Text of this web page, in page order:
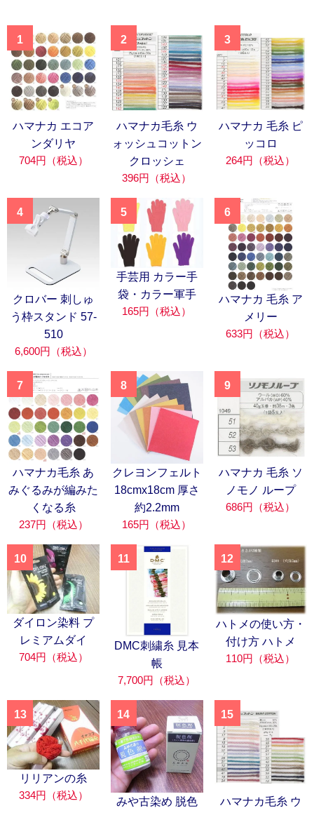
1
ハマナカ エコア
ンダリヤ
704円（税込）
2
ハマナカ毛糸 ウ
ォッシュコットン
クロッシェ
396円（税込）
3
ハマナカ 毛糸 ピ
ッコロ
264円（税込）
4
クロバー 刺しゅ
う枠スタンド 57-
510
6,600円（税込）
5
手芸用 カラー手
袋・カラー軍手
165円（税込）
6
ハマナカ 毛糸 ア
メリー
633円（税込）
7
ハマナカ毛糸 あ
みぐるみが編みた
くなる糸
237円（税込）
8
クレヨンフェルト
18cmx18cm 厚さ
約2.2mm
165円（税込）
9
ハマナカ 毛糸 ソ
ノモノ ループ
686円（税込）
10
ダイロン染料 プ
レミアムダイ
704円（税込）
11
DMC刺繍糸 見本
帳
7,700円（税込）
12
ハトメの使い方・
付け方 ハトメ
110円（税込）
13
リリアンの糸
334円（税込）
14
みや古染め 脱色
15
ハマナカ毛糸 ウ